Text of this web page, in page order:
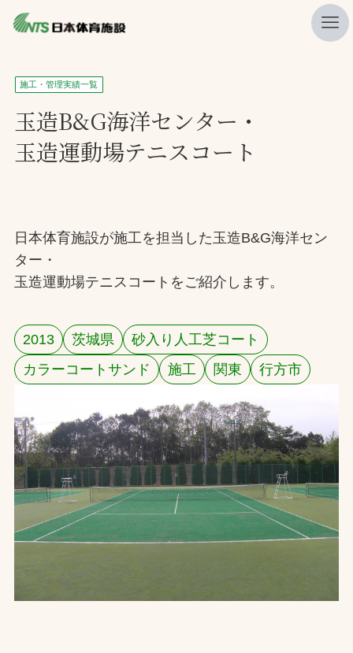
私たちの強み
ニュース
プレスリリース
施工・管理実績一覧
会社概要
お問合せ
お取引先の皆様へ
プライバシーポリシー
ソーシャルメディアポリシー
Instagram
FacebookYouTube
文字の見えづらさや操作にお困りの方へ
施工・管理実績一覧
玉造B&G海洋センター・
玉造運動場テニスコート
日本体育施設が施工を担当した玉造B&G海洋セン
ター・
玉造運動場テニスコートをご紹介します。
2013 茨城県
砂入り人工芝コート
カラーコートサンド
施工 関東 行方市